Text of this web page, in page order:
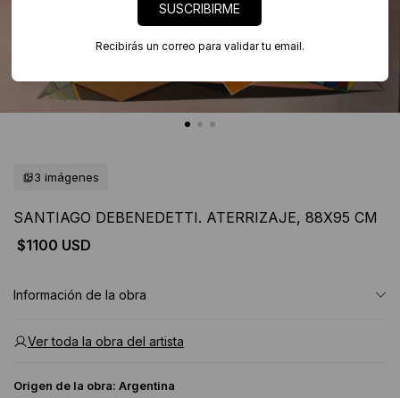
3 imágenes
SANTIAGO DEBENEDETTI. ATERRIZAJE, 88X95 CM
$1100 USD
Información de la obra
Ver toda la obra del artista
Origen de la obra: Argentina
SUSCRIBIRME
Recibirás un correo para validar tu email.